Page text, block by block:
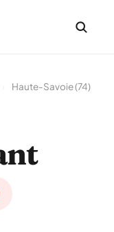
Haute-Savoie (74)